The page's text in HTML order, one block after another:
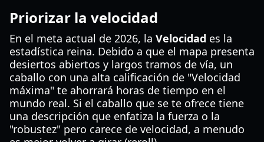
Priorizar la velocidad
En el meta actual de 2026, la Velocidad es la
estadística reina. Debido a que el mapa presenta
desiertos abiertos y largos tramos de vía, un
caballo con una alta calificación de "Velocidad
máxima" te ahorrará horas de tiempo en el
mundo real. Si el caballo que se te ofrece tiene
una descripción que enfatiza la fuerza o la
"robustez" pero carece de velocidad, a menudo